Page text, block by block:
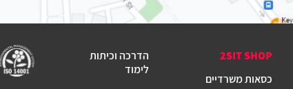
2SIT SHOP
כסאות משרדיים
הדרכה וכיתות
לימוד